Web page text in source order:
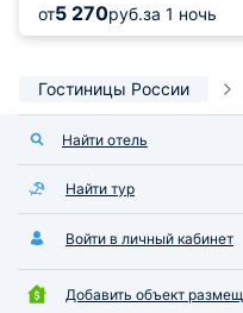
от5 270руб.за 1 ночь
Гостиницы России
Найти отель
Найти тур
Войти в личный кабинет
Добавить объект